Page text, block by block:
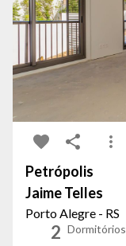
Petrópolis
Jaime Telles
Porto Alegre - RS
2 Dormitórios